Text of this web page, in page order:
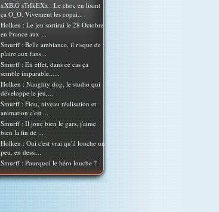
xXBiG sTrIkEXx : Le choc en lisant
ça O_O. Vivement les copai...
Holken : Le jeu sortirai le 28 Octobre
en France aux ...
Smurff : Belle ambiance, il risque de
plaire aux fans...
Smurff : En effet, dans ce cas ça
semble imparable......
Holken : Naughty dog, le studio qui
développe le jeu,...
Smurff : Fiou, niveau réalisation et
animation c'est ...
Smurff : Il joue bien le gars, j'aime
bien la fin de ...
Holken : Oui c'est vrai qu'il louche un
peu, en dessi...
Smurff : Pourquoi le héro louche ?